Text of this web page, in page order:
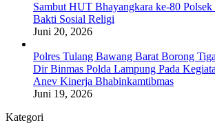
Sambut HUT Bhayangkara ke-80
Bakti Sosial Religi
Juni 20, 2026
Polres Tulang Bawang Barat Borong
Dir Binmas Polda Lampung Pada
Anev Kinerja Bhabinkamtibmas
Juni 19, 2026
Kategori